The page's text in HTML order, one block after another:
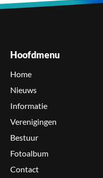
Hoofdmenu
Home
Nieuws
Informatie
Verenigingen
Bestuur
Fotoalbum
Contact